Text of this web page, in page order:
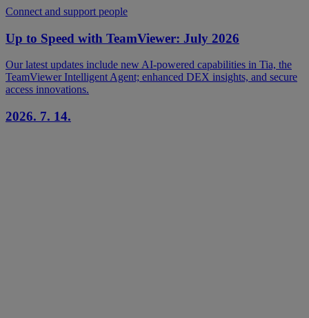
Connect and support people
Up to Speed with TeamViewer: July 2026
Our latest updates include new AI-powered capabilities in Tia, the
TeamViewer Intelligent Agent; enhanced DEX insights, and secure
access innovations.
2026. 7. 14.